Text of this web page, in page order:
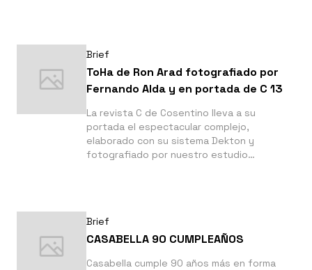
Brief
ToHa de Ron Arad fotografiado por
Fernando Alda y en portada de C 13
La revista C de Cosentino lleva a su
portada el espectacular complejo,
elaborado con su sistema Dekton y
fotografiado por nuestro estudio
Brief
CASABELLA 90 CUMPLEAÑOS
Casabella cumple 90 años más en forma